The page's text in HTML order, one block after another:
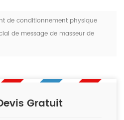
de conditionnement physique
de message de masseur de
Gratuit